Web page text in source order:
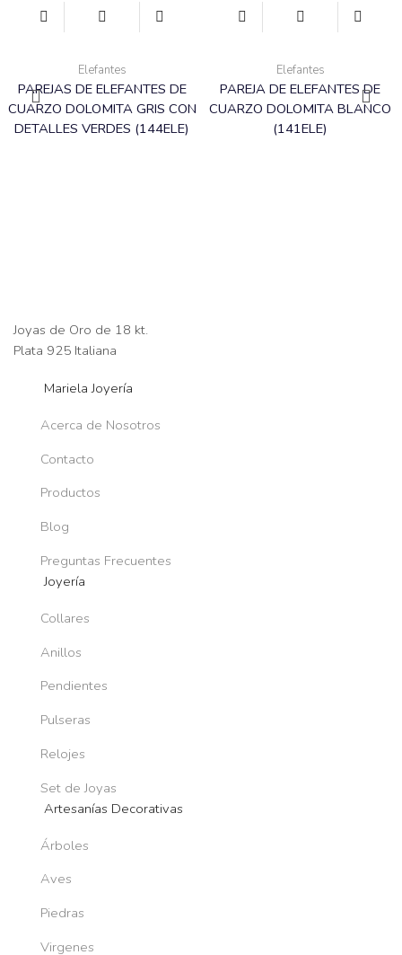
Elefantes
PAREJAS DE ELEFANTES DE
CUARZO DOLOMITA GRIS CON
DETALLES VERDES (144ELE)
Elefantes
PAREJA DE ELEFANTES DE
CUARZO DOLOMITA BLANCO
(141ELE)
Joyas de Oro de 18 kt.
Plata 925 Italiana
Mariela Joyería
Acerca de Nosotros
Contacto
Productos
Blog
Preguntas Frecuentes
Joyería
Collares
Anillos
Pendientes
Pulseras
Relojes
Set de Joyas
Artesanías Decorativas
Árboles
Aves
Piedras
Virgenes